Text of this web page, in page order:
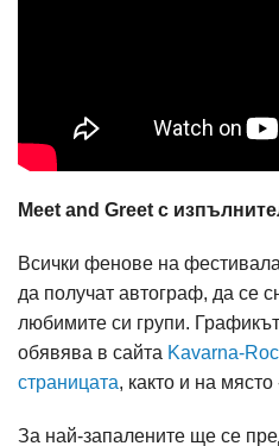
Meet and Greet с
Всички фенове на
да получат автограф, да се
любимите си групи.
обявява в сайта Kavarna-
страницата, както и на
За най-запалените ще се